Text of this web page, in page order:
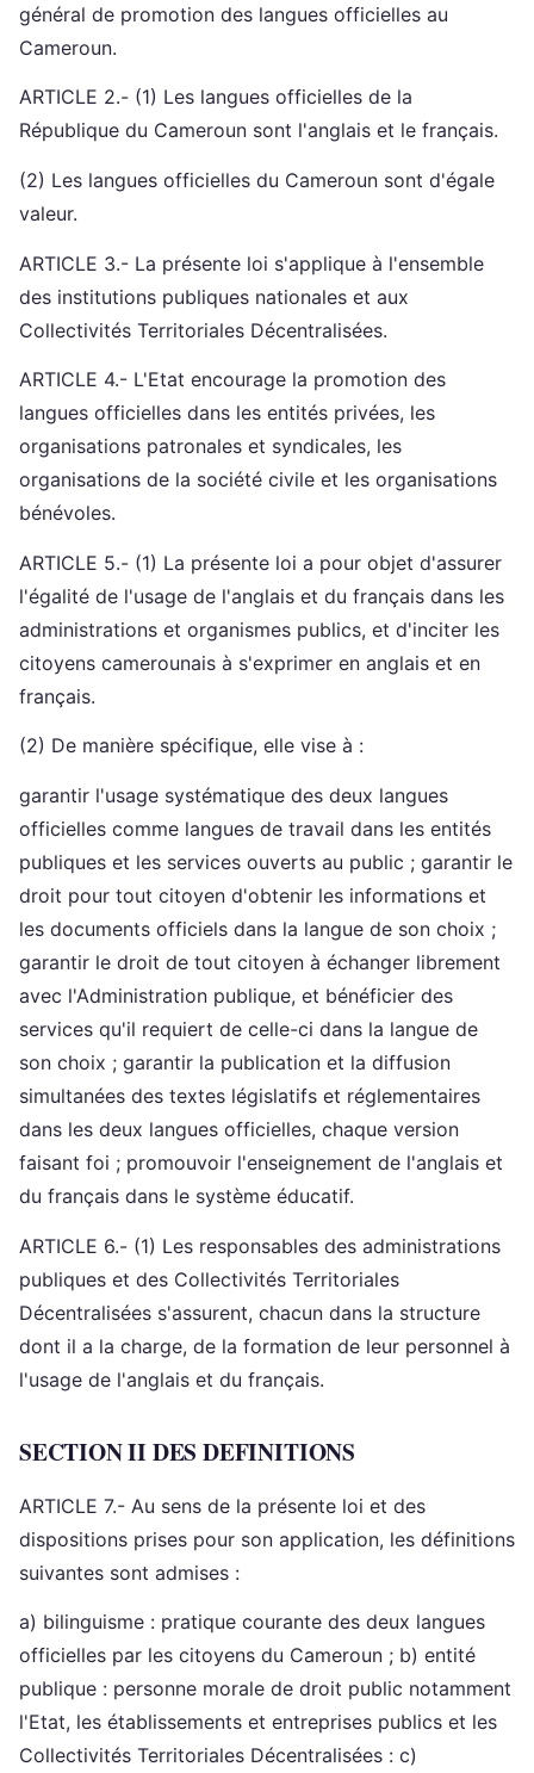
général de promotion des langues officielles au
Cameroun.
ARTICLE 2.- (1) Les langues officielles de la
République du Cameroun sont l'anglais et le français.
(2) Les langues officielles du Cameroun sont d'égale
valeur.
ARTICLE 3.- La présente loi s'applique à l'ensemble
des institutions publiques nationales et aux
Collectivités Territoriales Décentralisées.
ARTICLE 4.- L'Etat encourage la promotion des
langues officielles dans les entités privées, les
organisations patronales et syndicales, les
organisations de la société civile et les organisations
bénévoles.
ARTICLE 5.- (1) La présente loi a pour objet d'assurer
l'égalité de l'usage de l'anglais et du français dans les
administrations et organismes publics, et d'inciter les
citoyens camerounais à s'exprimer en anglais et en
français.
(2) De manière spécifique, elle vise à :
garantir l'usage systématique des deux langues
officielles comme langues de travail dans les entités
publiques et les services ouverts au public ; garantir le
droit pour tout citoyen d'obtenir les informations et
les documents officiels dans la langue de son choix ;
garantir le droit de tout citoyen à échanger librement
avec l'Administration publique, et bénéficier des
services qu'il requiert de celle-ci dans la langue de
son choix ; garantir la publication et la diffusion
simultanées des textes législatifs et réglementaires
dans les deux langues officielles, chaque version
faisant foi ; promouvoir l'enseignement de l'anglais et
du français dans le système éducatif.
ARTICLE 6.- (1) Les responsables des administrations
publiques et des Collectivités Territoriales
Décentralisées s'assurent, chacun dans la structure
dont il a la charge, de la formation de leur personnel à
l'usage de l'anglais et du français.
SECTION II DES DEFINITIONS
ARTICLE 7.- Au sens de la présente loi et des
dispositions prises pour son application, les définitions
suivantes sont admises :
a) bilinguisme : pratique courante des deux langues
officielles par les citoyens du Cameroun ; b) entité
publique : personne morale de droit public notamment
l'Etat, les établissements et entreprises publics et les
Collectivités Territoriales Décentralisées : c)